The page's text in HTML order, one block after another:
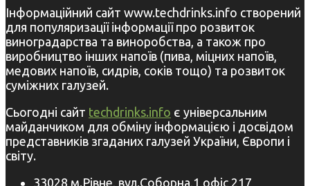
Інформаційний сайт www.techdrinks.info створений
для популяризації інформації про розвиток
виноградарства та виноробства, а також про
виробництво інших напоїв (пива, міцних напоїв,
медових напоїв, сидрів, соків тощо) та розвиток
суміжних галузей.
Сьогодні сайт techdrinks.info є універсальним
майданчиком для обміну інформацією і досвідом
представників згаданих галузей України, Європи і
світу.
33028 м.Рівне, вул.Соборна,1 офіс 217